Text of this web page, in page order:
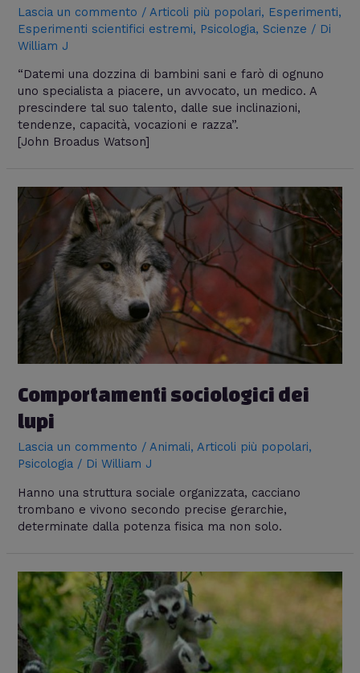
Lascia un commento /Articoli più popolari, Esperimenti,
Esperimenti scientifici estremi, Psicologia,Scienze / Di
William J
“Datemi una dozzina di bambini sani e farò di ognuno
uno specialista a piacere, un avvocato, un medico. A
prescindere tal suo talento, dalle sue inclinazioni,
tendenze, capacità, vocazioni e razza”.
[John Broadus Watson]
Comportamenti sociologici dei
lupi
Lascia un commento /Animali,Articoli più popolari,
Psicologia / DiWilliam J
Hanno una struttura sociale organizzata, cacciano
trombano e vivono secondo precise gerarchie,
determinate dalla potenza fisica ma non solo.